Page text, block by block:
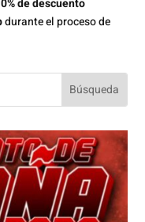
de descuento
durante el proceso de